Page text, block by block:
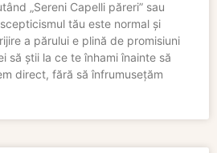
„Sereni Capelli păreri” sau
tău este normal și
a părului e plină de promisiuni
să știi la ce te înhami înainte să
direct, fără să înfrumusețăm